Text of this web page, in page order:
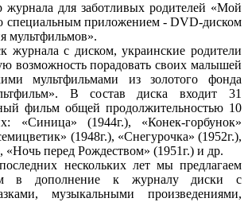
журнала для заботливых родителей «Мой
специальным приложением - DVD-диском
мультфильмов».
журнала с диском, украинские родители
возможность порадовать своих малышей
мультфильмами из золотого фонда
В состав диска входит 31
фильм общей продолжительностью 10
«Синица» (1944г.), «Конек-горбунок»
(1948г.), «Снегурочка» (1952г.),
«Ночь перед Рождеством» (1951г.) и др.
нескольких лет мы предлагаем
в дополнение к журналу диски с
музыкальными произведениями,